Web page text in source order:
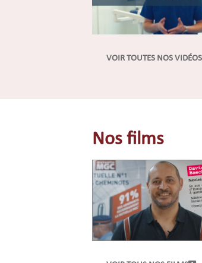
VOIR TOUTES NOS
Nos films